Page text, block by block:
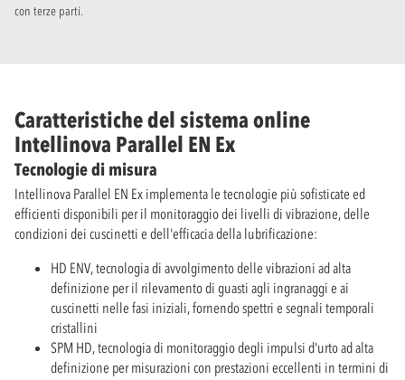
con terze parti.
Caratteristiche del sistema online
Intellinova Parallel EN Ex
Tecnologie di misura
Intellinova Parallel EN Ex implementa le tecnologie più sofisticate ed
efficienti disponibili per il monitoraggio dei livelli di vibrazione, delle
condizioni dei cuscinetti e dell'efficacia della lubrificazione:
HD ENV, tecnologia di avvolgimento delle vibrazioni ad alta
definizione per il rilevamento di guasti agli ingranaggi e ai
cuscinetti nelle fasi iniziali, fornendo spettri e segnali temporali
cristallini
SPM HD, tecnologia di monitoraggio degli impulsi d'urto ad alta
definizione per misurazioni con prestazioni eccellenti in termini di